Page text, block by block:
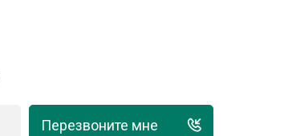
Перезвоните мне